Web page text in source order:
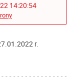
14:20:54
r.